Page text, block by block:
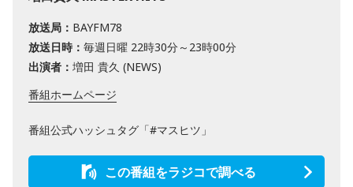
放送局： BAYFM78
放送日時： 毎週日曜 22時30分～23時00分
出演者： 増田 貴久 (NEWS)
番組ホームページ
番組公式ハッシュタグ「#マスヒツ」
この番組をラジコで調べる